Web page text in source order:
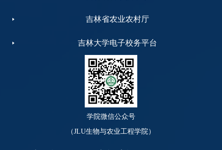
吉林省农业农村厅
吉林大学电子校务平台
学院微信公众号
（JLU生物与农业工程学院）